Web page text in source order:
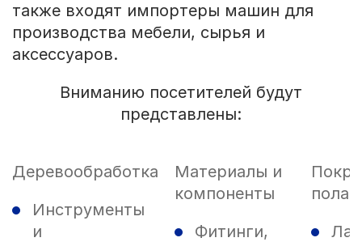
также входят импортеры машин для
производства мебели, сырья и
аксессуаров.
Вниманию посетителей будут
представлены:
Деревообработка
Инструменты
и
Материалы и
компоненты
Фитинги,
пола